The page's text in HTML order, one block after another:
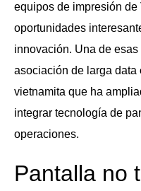
equipos de impresión
oportunidades
innovación. Una de
asociación de larga data
vietnamita que ha
integrar tecnología de
operaciones.
Pantalla no